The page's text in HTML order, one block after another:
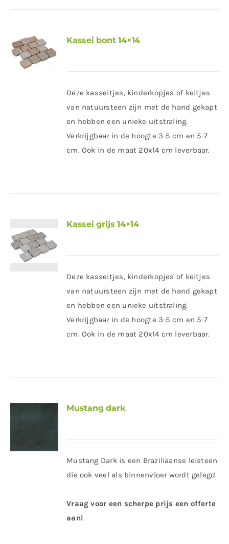
Kassei bont 14×14
Deze kasseitjes, kinderkopjes of keitjes
van natuursteen zijn met de hand gekapt
en hebben een unieke uitstraling.
Verkrijgbaar in de hoogte 3-5 cm en 5-7
cm. Ook in de maat 20x14 cm leverbaar.
Kassei grijs 14×14
Deze kasseitjes, kinderkopjes of keitjes
van natuursteen zijn met de hand gekapt
en hebben een unieke uitstraling.
Verkrijgbaar in de hoogte 3-5 cm en 5-7
cm. Ook in de maat 20x14 cm leverbaar.
Mustang dark
Mustang Dark is een Braziliaanse leisteen
die ook veel als binnenvloer wordt gelegd.
Vraag voor een scherpe prijs een offerte
aan!